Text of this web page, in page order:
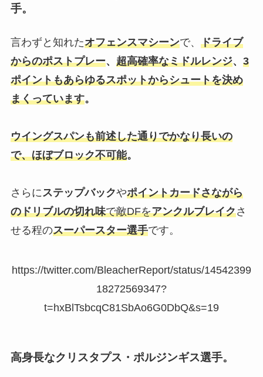
手。
言わずと知れたオフェンスマシーンで、 ドライブ
からのポストプレー、 超高確率なミドルレンジ、 3
ポイントもあらゆるスポットからシュートを決め
まくっています。
ウイングスパンも前述した通りでかなり長いの
で、ほぼブロック不可能。
さらに ステップバックやポイントカードさながら
のドリブルの切れ味で敵DFをアンクルブレイクさ
せる程のスーパースター選手です。
https://twitter.com/BleacherReport/status/14542399
18272569347?
t=hxBlTsbcqC81SbAo6G0DbQ&s=19
高身長なクリスタプス・ポルジンギス選手。